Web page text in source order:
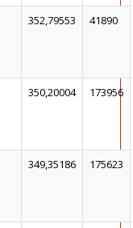
352,79553 41890
350,20004 173956
349,35186 175623